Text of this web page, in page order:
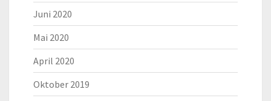
Juni 2020
Mai 2020
April 2020
Oktober 2019